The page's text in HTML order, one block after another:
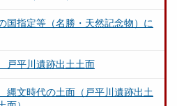
国指定等（名勝・天然記念物）に
平川遺跡出土土面
文時代の土面（戸平川遺跡出土